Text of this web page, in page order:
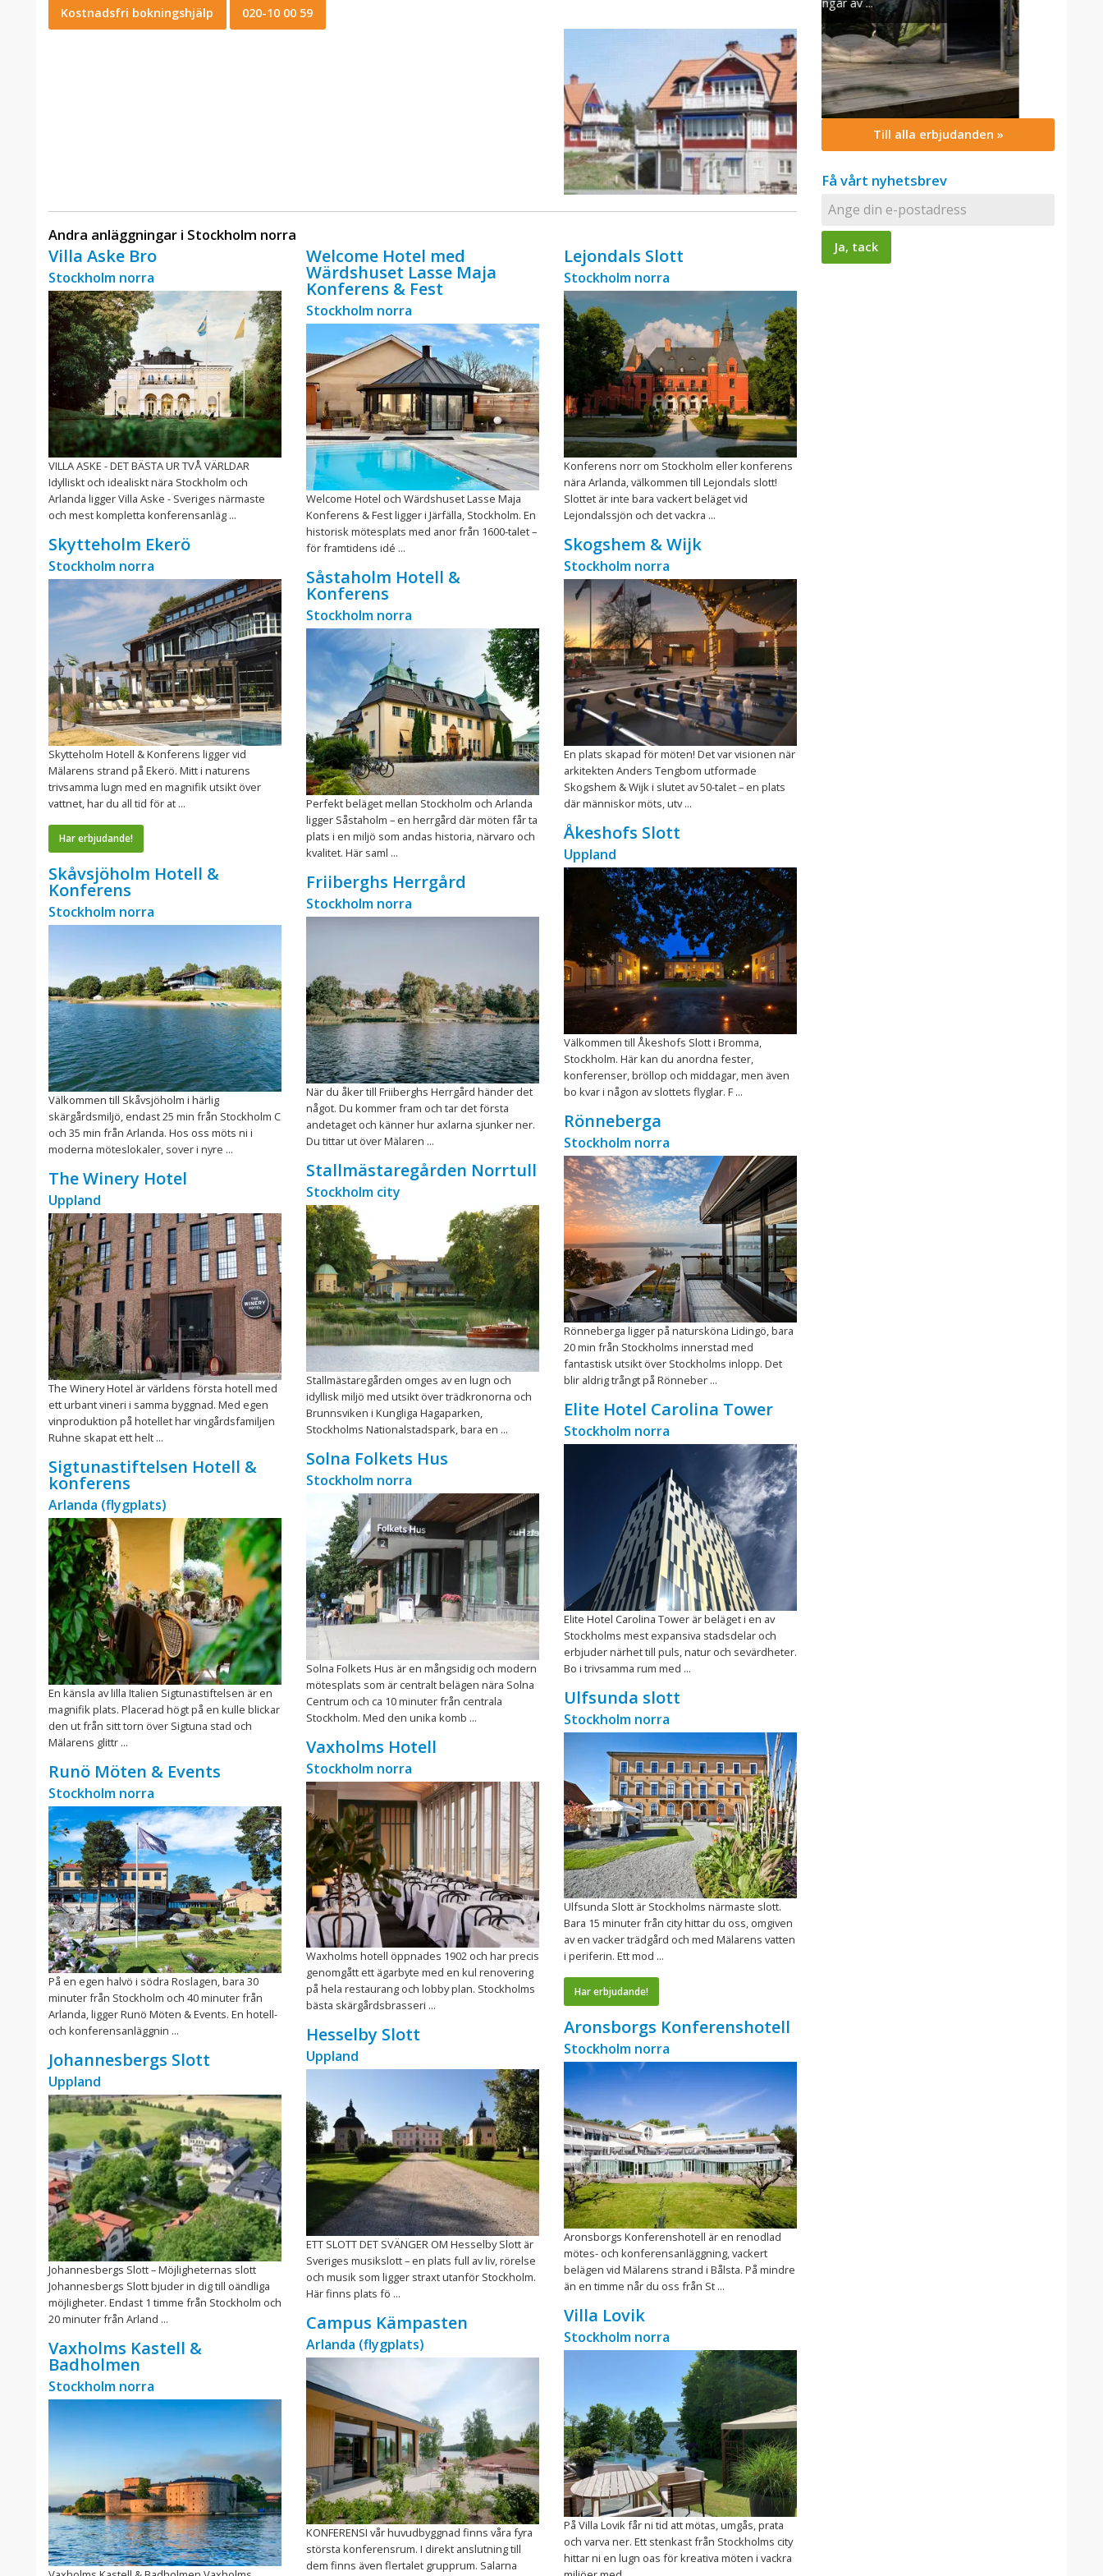
Kostnadsfri bokningshjälp 020-10 00 59
Andra anläggningar i Stockholm norra
Villa Aske Bro
Stockholm norra
VILLA ASKE - DET BÄSTA UR TVÅ VÄRLDAR
Idylliskt och idealiskt nära Stockholm och
Arlanda ligger Villa Aske - Sveriges närmaste
och mest kompletta konferensanläg ...
Skytteholm Ekerö
Stockholm norra
Skytteholm Hotell & Konferens ligger vid
Mälarens strand på Ekerö. Mitt i naturens
trivsamma lugn med en magnifik utsikt över
vattnet, har du all tid för at ...
Har erbjudande!
Skåvsjöholm Hotell &
Konferens
Stockholm norra
Välkommen till Skåvsjöholm i härlig
skärgårdsmiljö, endast 25 min från Stockholm C
och 35 min från Arlanda. Hos oss möts ni i
moderna möteslokaler, sover i nyre ...
The Winery Hotel
Uppland
The Winery Hotel är världens första hotell med
ett urbant vineri i samma byggnad. Med egen
vinproduktion på hotellet har vingårdsfamiljen
Ruhne skapat ett helt ...
Sigtunastiftelsen Hotell &
konferens
Arlanda (flygplats)
En känsla av lilla Italien Sigtunastiftelsen är en
magnifik plats. Placerad högt på en kulle blickar
den ut från sitt torn över Sigtuna stad och
Mälarens glittr ...
Runö Möten & Events
Stockholm norra
På en egen halvö i södra Roslagen, bara 30
minuter från Stockholm och 40 minuter från
Arlanda, ligger Runö Möten & Events. En hotell-
och konferensanläggnin ...
Johannesbergs Slott
Uppland
Johannesbergs Slott – Möjligheternas slott
Johannesbergs Slott bjuder in dig till oändliga
möjligheter. Endast 1 timme från Stockholm och
20 minuter från Arland ...
Vaxholms Kastell &
Badholmen
Stockholm norra
Welcome Hotel med
Wärdshuset Lasse Maja
Konferens & Fest
Stockholm norra
Welcome Hotel och Wärdshuset Lasse Maja
Konferens & Fest ligger i Järfälla, Stockholm. En
historisk mötesplats med anor från 1600-talet –
för framtidens idé ...
Såstaholm Hotell &
Konferens
Stockholm norra
Perfekt beläget mellan Stockholm och Arlanda
ligger Såstaholm – en herrgård där möten får ta
plats i en miljö som andas historia, närvaro och
kvalitet. Här saml ...
Friiberghs Herrgård
Stockholm norra
När du åker till Friiberghs Herrgård händer det
något. Du kommer fram och tar det första
andetaget och känner hur axlarna sjunker ner.
Du tittar ut över Mälaren ...
Stallmästaregården Norrtull
Stockholm city
Stallmästaregården omges av en lugn och
idyllisk miljö med utsikt över trädkronorna och
Brunnsviken i Kungliga Hagaparken,
Stockholms Nationalstadspark, bara en ...
Solna Folkets Hus
Stockholm norra
Solna Folkets Hus är en mångsidig och modern
mötesplats som är centralt belägen nära Solna
Centrum och ca 10 minuter från centrala
Stockholm. Med den unika komb ...
Vaxholms Hotell
Stockholm norra
Waxholms hotell öppnades 1902 och har precis
genomgått ett ägarbyte med en kul renovering
på hela restaurang och lobby plan. Stockholms
bästa skärgårdsbrasseri ...
Hesselby Slott
Uppland
ETT SLOTT DET SVÄNGER OM Hesselby Slott är
Sveriges musikslott – en plats full av liv, rörelse
och musik som ligger straxt utanför Stockholm.
Här finns plats fö ...
Campus Kämpasten
Arlanda (flygplats)
KONFERENSI vår huvudbyggnad finns våra fyra
största konferensrum. I direkt anslutning till
dem finns även flertalet grupprum. Salarna
Lejondals Slott
Stockholm norra
Konferens norr om Stockholm eller konferens
nära Arlanda, välkommen till Lejondals slott!
Slottet är inte bara vackert beläget vid
Lejondalssjön och det vackra ...
Skogshem & Wijk
Stockholm norra
En plats skapad för möten! Det var visionen när
arkitekten Anders Tengbom utformade
Skogshem & Wijk i slutet av 50-talet – en plats
där människor möts, utv ...
Åkeshofs Slott
Uppland
Välkommen till Åkeshofs Slott i Bromma,
Stockholm. Här kan du anordna fester,
konferenser, bröllop och middagar, men även
bo kvar i någon av slottets flyglar. F ...
Rönneberga
Stockholm norra
Rönneberga ligger på natursköna Lidingö, bara
20 min från Stockholms innerstad med
fantastisk utsikt över Stockholms inlopp. Det
blir aldrig trångt på Rönneber ...
Elite Hotel Carolina Tower
Stockholm norra
Elite Hotel Carolina Tower är beläget i en av
Stockholms mest expansiva stadsdelar och
erbjuder närhet till puls, natur och sevärdheter.
Bo i trivsamma rum med ...
Ulfsunda slott
Stockholm norra
Ulfsunda Slott är Stockholms närmaste slott.
Bara 15 minuter från city hittar du oss, omgiven
av en vacker trädgård och med Mälarens vatten
i periferin. Ett mod ...
Har erbjudande!
Aronsborgs Konferenshotell
Stockholm norra
Aronsborgs Konferenshotell är en renodlad
mötes- och konferensanläggning, vackert
belägen vid Mälarens strand i Bålsta. På mindre
än en timme når du oss från St ...
Villa Lovik
Stockholm norra
På Villa Lovik får ni tid att mötas, umgås, prata
och varva ner. Ett stenkast från Stockholms city
hittar ni en lugn oas för kreativa möten i vackra
Till alla erbjudanden »
Få vårt nyhetsbrev